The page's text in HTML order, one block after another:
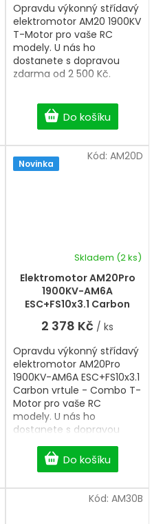
Do košíku
Opravdu výkonný střídavý
elektromotor AM20 1900KV
T-Motor pro vaše RC
modely. U nás ho
dostanete s dopravou
zdarma od 2 500 Kč.
Novinka
Elektromotor AM20Pro
1900KV-AM6A
ESC+FS10x3.1 Carbon
vrtule Combo T-Motor
Skladem (2 ks)
2 378 Kč / ks
Do košíku
Opravdu výkonný střídavý
elektromotor AM20Pro
1900KV-AM6A ESC+FS10x3.1
Carbon vrtule - Combo T-
Motor pro vaše RC
modely. U nás ho
dostanete s dopravou
zdarma od 2 500 Kč.
Kód: AM20D
Kód: AM30B